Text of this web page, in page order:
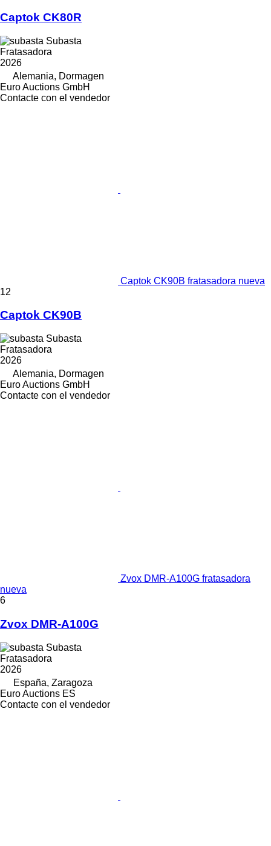
Captok CK80R
Subasta
Fratasadora
2026
Alemania, Dormagen
Euro Auctions GmbH
Contacte con el vendedor
Captok CK90B fratasadora nueva
12
Captok CK90B
Subasta
Fratasadora
2026
Alemania, Dormagen
Euro Auctions GmbH
Contacte con el vendedor
Zvox DMR-A100G fratasadora
nueva
6
Zvox DMR-A100G
Subasta
Fratasadora
2026
España, Zaragoza
Euro Auctions ES
Contacte con el vendedor